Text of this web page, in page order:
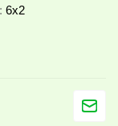
6x2